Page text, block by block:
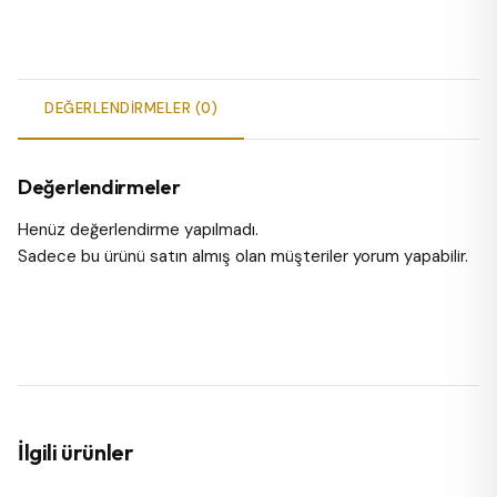
DEĞERLENDIRMELER (0)
Değerlendirmeler
Henüz değerlendirme yapılmadı.
Sadece bu ürünü satın almış olan müşteriler yorum yapabilir.
İlgili ürünler